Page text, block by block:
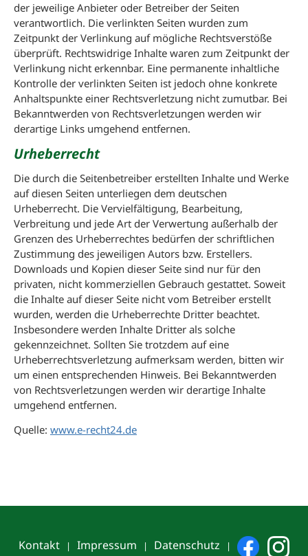
der jeweilige Anbieter oder Betreiber der Seiten
verantwortlich. Die verlinkten Seiten wurden zum
Zeitpunkt der Verlinkung auf mögliche Rechtsverstöße
überprüft. Rechtswidrige Inhalte waren zum Zeitpunkt der
Verlinkung nicht erkennbar. Eine permanente inhaltliche
Kontrolle der verlinkten Seiten ist jedoch ohne konkrete
Anhaltspunkte einer Rechtsverletzung nicht zumutbar. Bei
Bekanntwerden von Rechtsverletzungen werden wir
derartige Links umgehend entfernen.
Urheberrecht
Die durch die Seitenbetreiber erstellten Inhalte und Werke
auf diesen Seiten unterliegen dem deutschen
Urheberrecht. Die Vervielfältigung, Bearbeitung,
Verbreitung und jede Art der Verwertung außerhalb der
Grenzen des Urheberrechtes bedürfen der schriftlichen
Zustimmung des jeweiligen Autors bzw. Erstellers.
Downloads und Kopien dieser Seite sind nur für den
privaten, nicht kommerziellen Gebrauch gestattet. Soweit
die Inhalte auf dieser Seite nicht vom Betreiber erstellt
wurden, werden die Urheberrechte Dritter beachtet.
Insbesondere werden Inhalte Dritter als solche
gekennzeichnet. Sollten Sie trotzdem auf eine
Urheberrechtsverletzung aufmerksam werden, bitten wir
um einen entsprechenden Hinweis. Bei Bekanntwerden
von Rechtsverletzungen werden wir derartige Inhalte
umgehend entfernen.
Quelle: www.e-recht24.de
Kontakt | Impressum | Datenschutz |